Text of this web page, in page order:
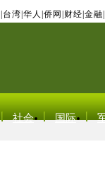
台湾 华人 侨网 财经 金融
社会 国际